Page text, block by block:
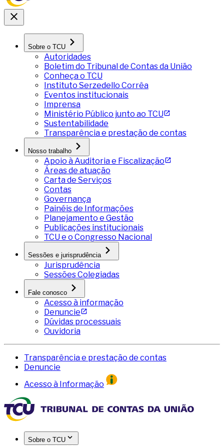
Sobre o TCU
Autoridades
Boletim do Tribunal de Contas da União
Conheça o TCU
Instituto Serzedello Corrêa
Eventos institucionais
Imprensa
Ministério Público junto ao TCU
Sustentabilidade
Transparência e prestação de contas
Nosso trabalho
Apoio à Auditoria e Fiscalização
Áreas de atuação
Carta de Serviços
Contas
Governança
Painéis de Informações
Planejamento e Gestão
Publicações institucionais
TCU e o Congresso Nacional
Sessões e jurisprudência
Jurisprudência
Sessões Colegiadas
Fale conosco
Acesso à informação
Denuncie
Dúvidas processuais
Ouvidoria
Transparência e prestação de contas
Denuncie
Acesso à Informação
Sobre o TCU